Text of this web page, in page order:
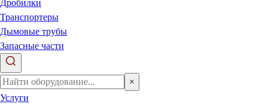
Дробилки
Транспортеры
Дымовые трубы
Запасные части
×
Услуги